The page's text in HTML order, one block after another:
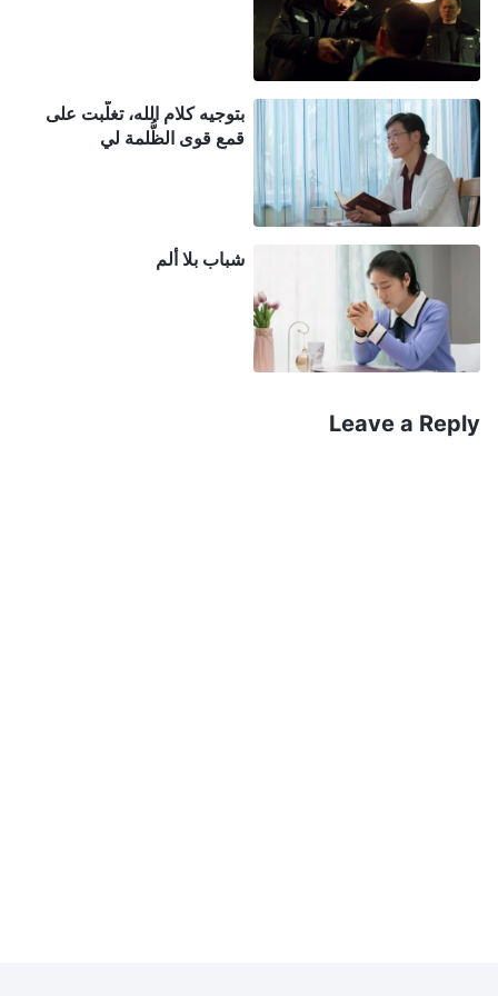
بشأن الطريقة التي سأتدبر بها أموري من الآن فصاعدًا.
أرجو أن ترشدني لفهم مشيئتك". تذكرت اقتباسًا من
أَمْوَالِهِ، لَا يَقْدِرُ أَنْ يَكُونَ لِي تِلْمِيذًا"(لوقا 14:33)
. تمكن
تلاميذ الرب يسوع من التخلي عن كل ما كان لديهم
لاتباعه. فكرت في متَّى – فقد كان عشارًا، ولكن عندما
دعاه الرب يسوع تخلى عن جميع ممتلكاته وضحى بكل ما
كان لديه لاتباع الرب. وعندما دعا الرب بطرس تخلى عن
عمله كصيادٍ ليتبعه. ولكن في مواجهة اضطهاد الحزب
الشيوعي، لم أستطع حتى التخلي عن بعض متعلقاتي. كان
ينقصني الإيمان. فطيور السماء لا تزرع ولا تحصد لكن الله
يهتم بها – وماذا عنا نحن البشر؟ ساعدت هذه الفكرة على
بتوجيه كلام الله، تغلَّبت على
قمعِ قوى الظُّلمة لي
شباب بلا ألم
Leave a Reply